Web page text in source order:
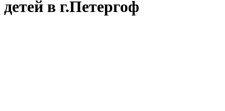
детей в г.Петергоф